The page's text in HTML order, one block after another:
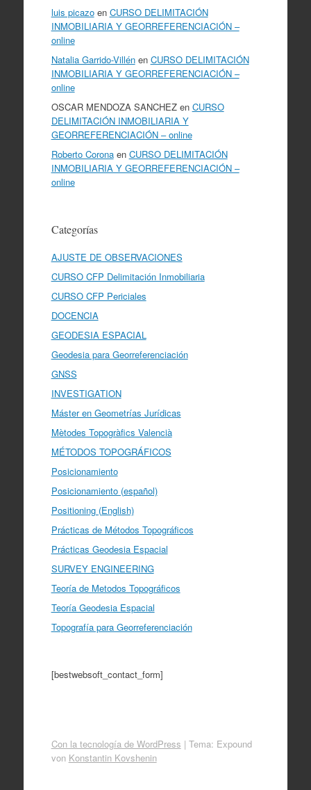
luis picazoen CURSO DELIMITACIÓN
INMOBILIARIA Y GEORREFERENCIACIÓN –
online
Natalia Garrido-Villénen CURSO DELIMITACIÓN
INMOBILIARIA Y GEORREFERENCIACIÓN –
online
OSCAR MENDOZA SANCHEZen CURSO
DELIMITACIÓN INMOBILIARIA Y
GEORREFERENCIACIÓN – online
Roberto Coronaen CURSO DELIMITACIÓN
INMOBILIARIA Y GEORREFERENCIACIÓN –
online
Categorías
AJUSTE DE OBSERVACIONES
CURSO CFP Delimitación Inmobiliaria
CURSO CFP Periciales
DOCENCIA
GEODESIA ESPACIAL
Geodesia para Georreferenciación
GNSS
INVESTIGATION
Máster en Geometrías Jurídicas
Mètodes Topogràfics Valencià
MÉTODOS TOPOGRÁFICOS
Posicionamiento
Posicionamiento (español)
Positioning (English)
Prácticas de Métodos Topográficos
Prácticas Geodesia Espacial
SURVEY ENGINEERING
Teoría de Metodos Topográficos
Teoría Geodesia Espacial
Topografía para Georreferenciación
[bestwebsoft_contact_form]
Con la tecnología de WordPress | Tema: Expound
von Konstantin Kovshenin